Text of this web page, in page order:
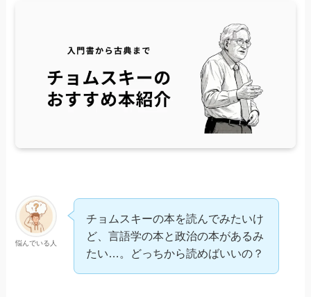
悩んでいる人
チョムスキーの本を読んでみたいけ
ど、言語学の本と政治の本があるみ
たい…。どっちから読めばいいの？